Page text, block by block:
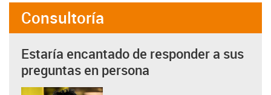
Consultoría
Estaría encantado de responder a sus
preguntas en persona